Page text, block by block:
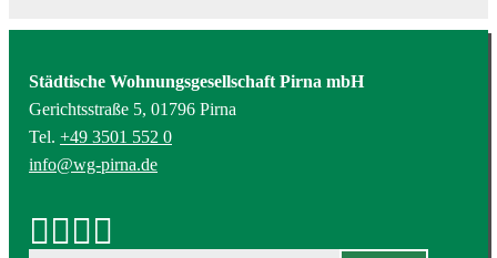
Städtische Wohnungsgesellschaft Pirna mbH
Gerichtsstraße 5, 01796 Pirna
Tel. +49 3501 552 0
info@wg-pirna.de